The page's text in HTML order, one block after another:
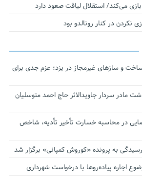
می‌کند/ استقلال لیاقت صعود دارد
نکردن در کنار رونالدو بود
و سازهای غیرمجاز در یزد؛ عزم جدی برای
مادر سردار جاویدالاثر حاج احمد متوسلیان
در محاسبه خسارت تأخیر تأدیه، شاخص
به پرونده «کوروش کمپانی» برگزار شد
اجاره پیاده‌روها با درخواست شهرداری